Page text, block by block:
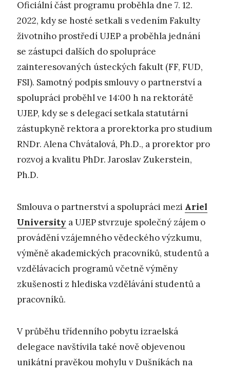
Oficiální část programu proběhla dne 7. 12.
2022, kdy se hosté setkali s vedením Fakulty
životního prostředí UJEP a proběhla jednání
se zástupci dalších do spolupráce
zainteresovaných ústeckých fakult (FF, FUD,
FSI). Samotný podpis smlouvy o partnerství a
spolupráci proběhl ve 14:00 h na rektorátě
UJEP, kdy se s delegací setkala statutární
zástupkyně rektora a prorektorka pro studium
RNDr. Alena Chvátalová, Ph.D., a prorektor pro
rozvoj a kvalitu PhDr. Jaroslav Zukerstein,
Ph.D.
Smlouva o partnerství a spolupráci mezi Ariel
University a UJEP stvrzuje společný zájem o
provádění vzájemného vědeckého výzkumu,
výměně akademických pracovníků, studentů a
vzdělávacích programů včetně výměny
zkušeností z hlediska vzdělávání studentů a
pracovníků.
V průběhu třídenního pobytu izraelská
delegace navštívila také nově objevenou
unikátní pravěkou mohylu v Dušníkách na